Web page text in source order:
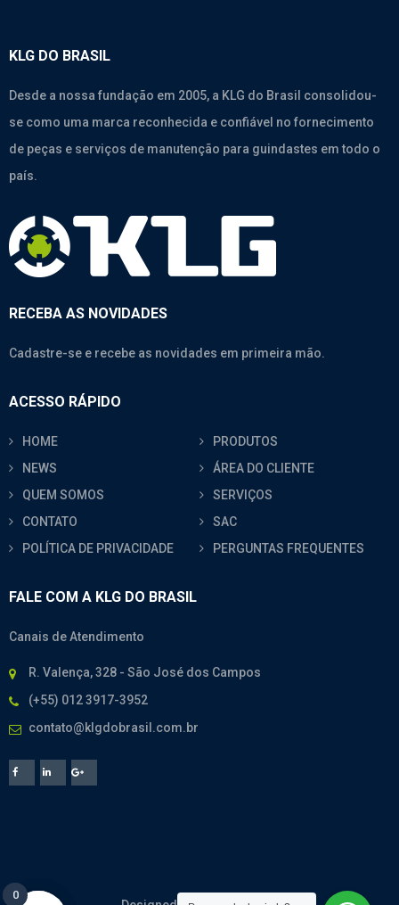
KLG DO BRASIL
Desde a nossa fundação em 2005, a KLG do Brasil consolidou-
se como uma marca reconhecida e confiável no fornecimento
de peças e serviços de manutenção para guindastes em todo o
país.
RECEBA AS NOVIDADES
Cadastre-se e recebe as novidades em primeira mão.
ACESSO RÁPIDO
HOME
PRODUTOS
NEWS
ÁREA DO CLIENTE
QUEM SOMOS
SERVIÇOS
CONTATO
SAC
POLÍTICA DE PRIVACIDADE
PERGUNTAS FREQUENTES
FALE COM A KLG DO BRASIL
Canais de Atendimento
R. Valença, 328 - São José dos Campos
(+55) 012 3917-3952
contato@klgdobrasil.com.br
0
0